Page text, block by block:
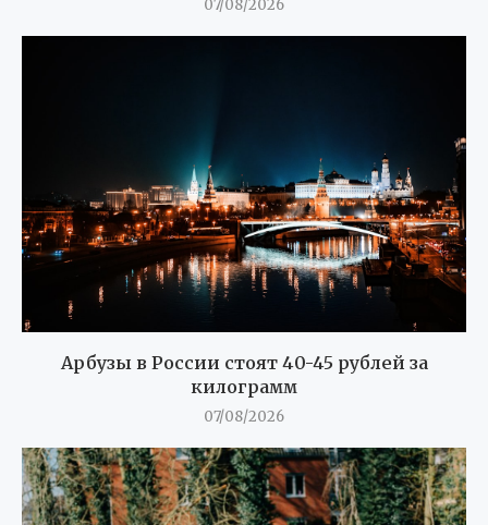
07/08/2026
Арбузы в России стоят 40-45 рублей за
килограмм
07/08/2026